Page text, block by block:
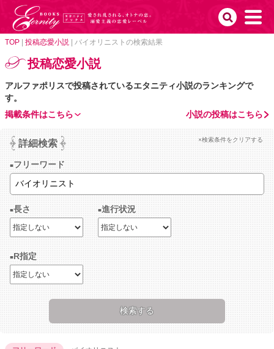
TOP 投稿恋愛小説 バイオリニストの検索結果
投稿恋愛小説
アルファポリスで投稿されているエタニティ小説のランキングで
す。
小説の投稿はこちら
掲載条件はこちら
詳細検索 ×検索条件をクリアする
フリーワード
長さ 進行状況
R指定